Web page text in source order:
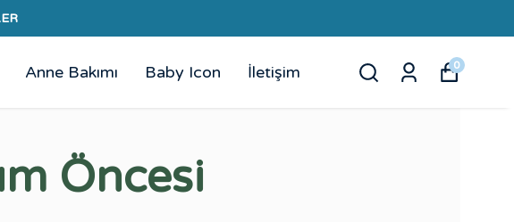
KARGO
Anne Bakımı Baby Icon İletişim 0
Öncesi